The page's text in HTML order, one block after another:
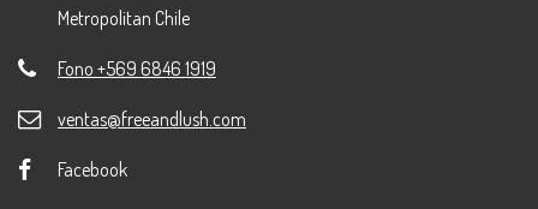
Metropolitan Chile
Fono +569 6846 1919
ventas@freeandlush.com
Facebook